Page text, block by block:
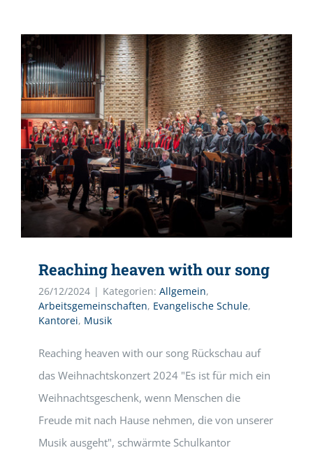
Reaching heaven with our song
26/12/2024 | Kategorien: Allgemein,
Arbeitsgemeinschaften, Evangelische Schule,
Kantorei, Musik
Reaching heaven with our song Rückschau auf
das Weihnachtskonzert 2024 "Es ist für mich ein
Weihnachtsgeschenk, wenn Menschen die
Freude mit nach Hause nehmen, die von unserer
Musik ausgeht", schwärmte Schulkantor